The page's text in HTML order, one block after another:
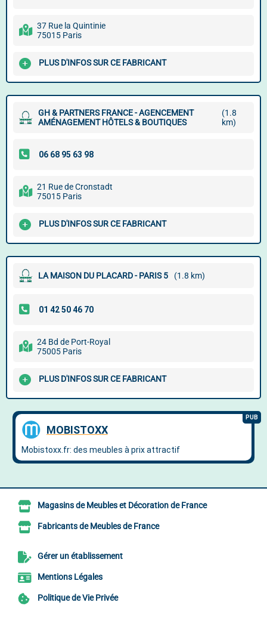
37 Rue la Quintinie
75015 Paris
PLUS D'INFOS SUR CE FABRICANT
GH & PARTNERS FRANCE - AGENCEMENT
AMÉNAGEMENT HÔTELS & BOUTIQUES
(1.8
km)
21 Rue de Cronstadt
75015 Paris
PLUS D'INFOS SUR CE FABRICANT
LA MAISON DU PLACARD - PARIS 5 (1.8 km)
24 Bd de Port-Royal
75005 Paris
PLUS D'INFOS SUR CE FABRICANT
Magasins de Meubles et Décoration de France
Fabricants de Meubles de France
Gérer un établissement
Mentions Légales
Politique de Vie Privée